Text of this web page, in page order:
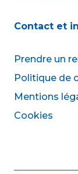
Contact et
Prendre un
Politique de
Mentions
Cookies